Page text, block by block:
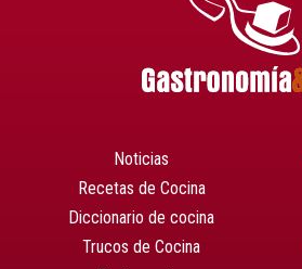
Noticias
Recetas de Cocina
Diccionario de cocina
Trucos de Cocina